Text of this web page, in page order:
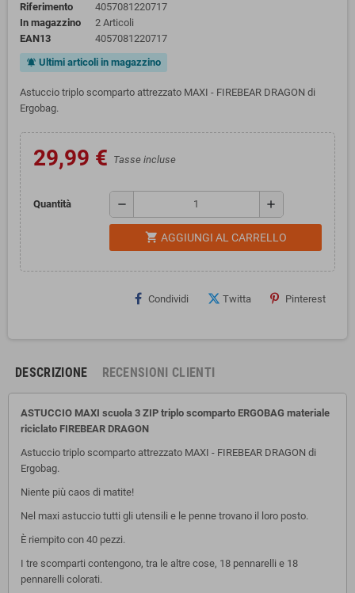
Riferimento
4057081220717
In magazzino
2 Articoli
EAN13
4057081220717
notifications_active Ultimi articoli in magazzino
Astuccio triplo scomparto attrezzato MAXI - FIREBEAR DRAGON di
Ergobag.
29,99 € Tasse incluse
Quantità remove add
shopping_cart AGGIUNGI AL CARRELLO
Condividi Twitta Pinterest
DESCRIZIONE RECENSIONI CLIENTI
ASTUCCIO MAXI scuola 3 ZIP triplo scomparto ERGOBAG materiale
riciclato FIREBEAR DRAGON
Astuccio triplo scomparto attrezzato MAXI - FIREBEAR DRAGON di
Ergobag.
Niente più caos di matite!
Nel maxi astuccio tutti gli utensili e le penne trovano il loro posto.
È riempito con 40 pezzi.
I tre scomparti contengono, tra le altre cose, 18 pennarelli e 18
pennarelli colorati.